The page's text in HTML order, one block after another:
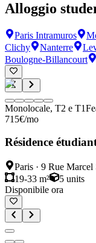
Alloggio
Paris Intramuros
Clichy
Nanterre
Boulogne-Billancourt
Monolocale, T2 e T1
715€/mo
Résidence
Paris · 9 Rue Marcel
19-33 m²
5 units
Disponibile ora